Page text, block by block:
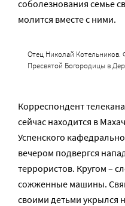
соболезнования семье
молится вместе с ними.
Отец Николай Котельников.
Пресвятой Богородицы в
Корреспондент
сейчас находится в
Успенского
вечером подвергся
террористов. Кругом –
сожженные машины.
своими детьми укрылся